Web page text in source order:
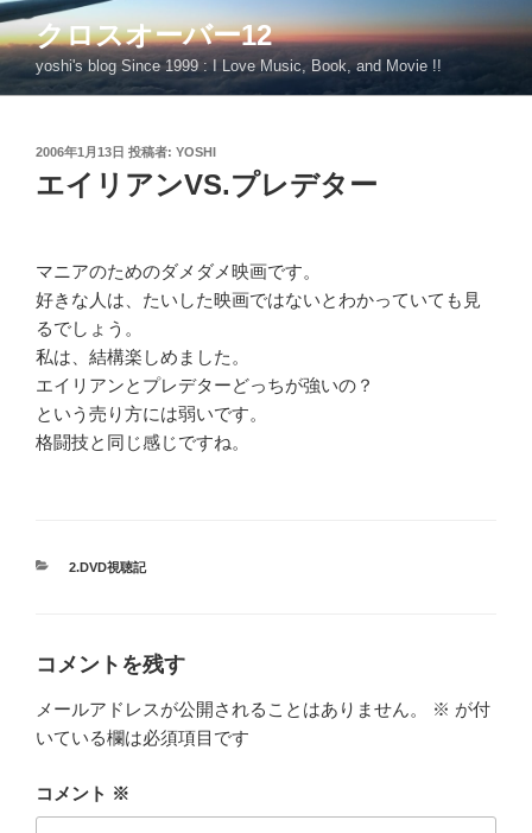
コ
ン
テ
ン
クロスオーバー12
yoshi's blog Since 1999 : I Love Music, Book, and Movie !!
投
日:
2006年1月13日 投稿者: YOSHI
エイリアンVS.プレデター
マニアのためのダメダメ映画です。
好きな人は、たいした映画ではないとわかっていても見
るでしょう。
私は、結構楽しめました。
エイリアンとプレデターどっちが強いの？
という売り方には弱いです。
格闘技と同じ感じですね。
カ
2.DVD視聴記
コメントを残す
メールアドレスが公開されることはありません。 ※ が付
いている欄は必須項目です
コメント ※